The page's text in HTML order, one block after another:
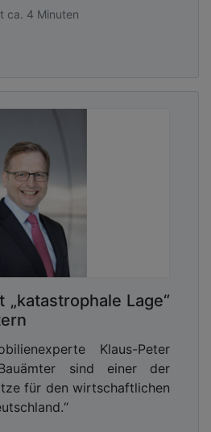
ca. 4 Minuten
Lage“
Klaus-Peter
sind einer der
für den wirtschaftlichen